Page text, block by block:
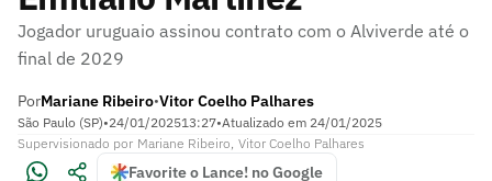
Jogador uruguaio assinou contrato com o Alviverde até o
final de 2029
PorMariane Ribeiro•Vitor Coelho Palhares
São Paulo (SP)•24/01/202513:27•Atualizado em 24/01/2025
Supervisionado por Mariane Ribeiro, Vitor Coelho Palhares
Favorite o Lance! no Google